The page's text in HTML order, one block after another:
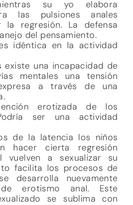
su yo elabora
las pulsiones anales
la regresión. La defensa
del pensamiento.
idéntica en la actividad
existe una incapacidad de
mentales una tensión
a través de una
erotizada de los
ser una actividad
de la latencia los niños
hacer cierta regresión
vuelven a sexualizar su
facilita los procesos de
desarrolla nuevamente
erotismo anal. Este
se sublima con